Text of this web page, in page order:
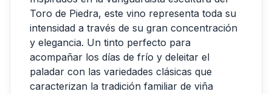
Toro de Piedra, este vino representa toda su
intensidad a través de su gran concentración
y elegancia. Un tinto perfecto para
acompañar los días de frío y deleitar el
paladar con las variedades clásicas que
caracterizan la tradición familiar de viña